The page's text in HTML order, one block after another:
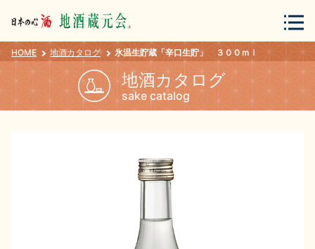
会員登録 ログイン
地酒カタログ
HOME 地酒カタログ 氷温生貯蔵「辛口生貯」 ３００ｍｌ
地酒カタログ
sake catalog